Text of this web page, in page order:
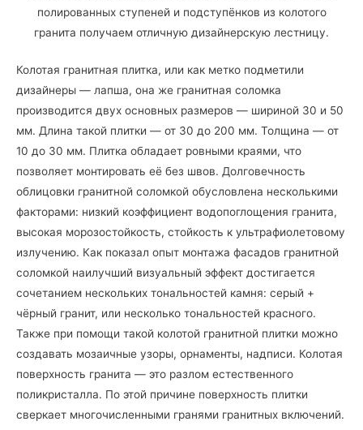
полированных ступеней и подступёнков из колотого
гранита получаем отличную дизайнерскую лестницу.
Колотая гранитная плитка, или как метко подметили
дизайнеры — лапша, она же гранитная соломка
производится двух основных размеров — шириной 30 и 50
мм. Длина такой плитки — от 30 до 200 мм. Толщина — от
10 до 30 мм. Плитка обладает ровными краями, что
позволяет монтировать её без швов. Долговечность
облицовки гранитной соломкой обусловлена несколькими
факторами: низкий коэффициент водопоглощения гранита,
высокая морозостойкость, стойкость к ультрафиолетовому
излучению. Как показал опыт монтажа фасадов гранитной
соломкой наилучший визуальный эффект достигается
сочетанием нескольких тональностей камня: серый +
чёрный гранит, или несколько тональностей красного.
Также при помощи такой колотой гранитной плитки можно
создавать мозаичные узоры, орнаменты, надписи. Колотая
поверхность гранита — это разлом естественного
поликристалла. По этой причине поверхность плитки
сверкает многочисленными гранями гранитных включений.